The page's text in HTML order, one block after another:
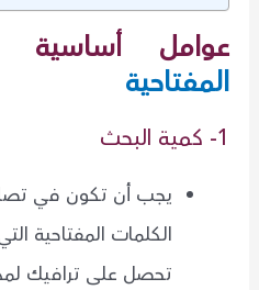
عوامل
المفتاحية
1- كمية البحث
يجب أن تكون في
الكلمات المفتاحية
تحصل على ترافيك